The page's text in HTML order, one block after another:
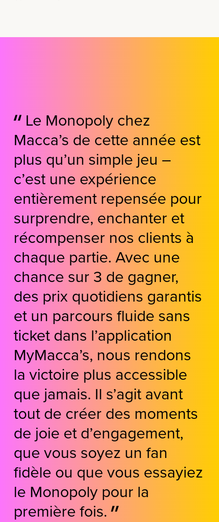
Le Monopoly chez
Macca’s de cette année est
plus qu’un simple jeu –
c’est une expérience
entièrement repensée pour
surprendre, enchanter et
récompenser nos clients à
chaque partie. Avec une
chance sur 3 de gagner,
des prix quotidiens garantis
et un parcours fluide sans
ticket dans l’application
MyMacca’s, nous rendons
la victoire plus accessible
que jamais. Il s’agit avant
tout de créer des moments
de joie et d’engagement,
que vous soyez un fan
fidèle ou que vous essayiez
le Monopoly pour la
première fois.